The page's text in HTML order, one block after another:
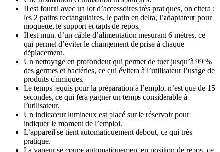
Il est fourni avec un lot d’accessoires très pratiques, on citera :
les 2 patins rectangulaires, le patin en delta, l’adaptateur pour
moquette, le support et tapis de repos.
Il est muni d’un câble d’alimentation mesurant 6 mètres, ce
qui permet d’éviter le changement de prise à chaque
déplacement.
Un nettoyage en profondeur qui permet de tuer jusqu’à 99 %
des germes et bactéries, ce qui évitera à l’utilisateur l’usage de
produits chimiques.
Le temps requis pour la préparation à l’emploi n’est que de 15
secondes, ce qui fera gagner un temps considérable à
l’utilisateur.
Un indicateur lumineux est placé sur le réservoir pour
indiquer le moment de l’emploi.
L’appareil se tient automatiquement debout, ce qui très
pratique.
La vapeur se coupe automatiquement en position de repos, ce